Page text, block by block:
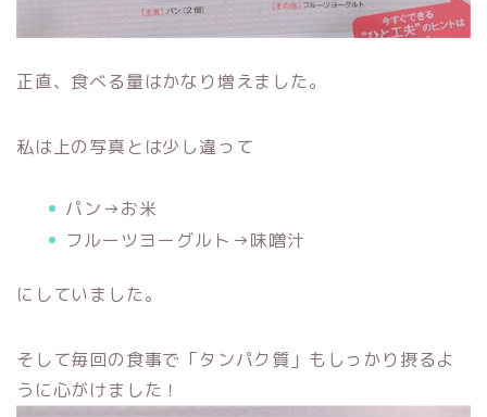
正直、食べる量はかなり増えました。
私は上の写真とは少し違って
パン→お米
フルーツヨーグルト→味噌汁
にしていました。
そして毎回の食事で「タンパク質」もしっかり摂るよ
うに心がけました！